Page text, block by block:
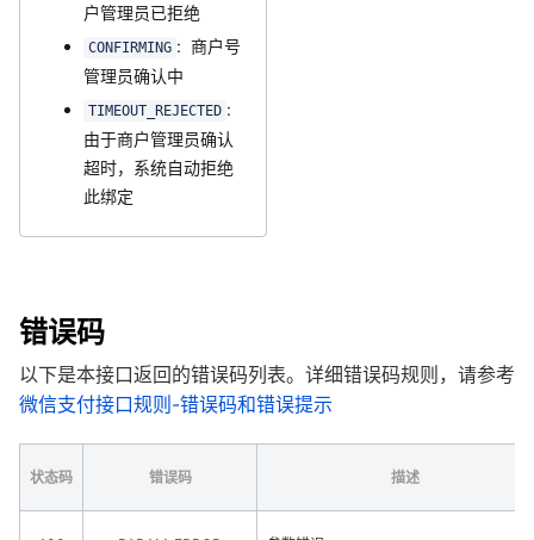
户管理员已拒绝
CONFIRMING : 商户号
管理员确认中
TIMEOUT_REJECTED :
由于商户管理员确认
超时，系统自动拒绝
此绑定
错误码
以下是本接口返回的错误码列表。详细错误码规则，请参考
微信支付接口规则-错误码和错误提示
状态码 错误码 描述